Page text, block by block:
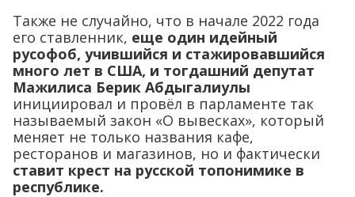
Также не случайно, что в начале 2022 года
его ставленник, еще один идейный
русофоб, учившийся и стажировавшийся
много лет в США, и тогдашний депутат
Мажилиса Берик Абдыгалиулы
инициировал и провёл в парламенте так
называемый закон «О вывесках», который
меняет не только названия кафе,
ресторанов и магазинов, но и фактически
ставит крест на русской топонимике в
республике.